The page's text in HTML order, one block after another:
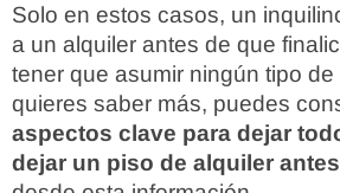
Solo en estos casos, un
a un alquiler antes de que
tener que asumir ningún tipo
quieres saber más, puedes
aspectos clave para dejar
dejar un piso de alquiler